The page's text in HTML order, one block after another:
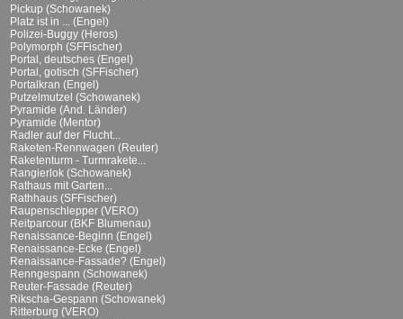
Pickup (Schowanek)
Platz ist in ... (Engel)
Polizei-Buggy (Heros)
Polymorph (SFFischer)
Portal, deutsches (Engel)
Portal, gotisch (SFFischer)
Portalkran (Engel)
Putzelmutzel (Schowanek)
Pyramide (And. Länder)
Pyramide (Mentor)
Radler auf der Flucht...
Raketen-Rennwagen (Reuter)
Raketenturm - Turmrakete...
Rangierlok (Schowanek)
Rathaus mit Garten...
Rathhaus (SFFischer)
Raupenschlepper (VERO)
Reitparcour (BKF Blumenau)
Renaissance-Beginn (Engel)
Renaissance-Ecke (Engel)
Renaissance-Fassade? (Engel)
Renngespann (Schowanek)
Reuter-Fassade (Reuter)
Rikscha-Gespann (Schowanek)
Ritterburg (VERO)